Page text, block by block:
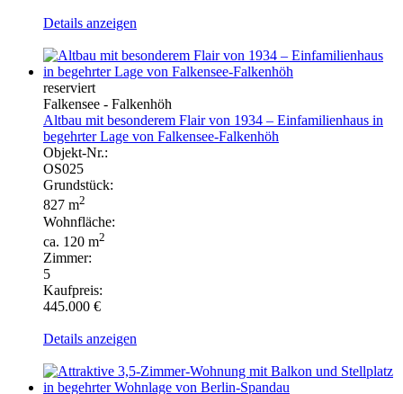
Details anzeigen
reserviert
Falkensee - Falkenhöh
Altbau mit besonderem Flair von 1934 – Einfamilienhaus in
begehrter Lage von Falkensee-Falkenhöh
Objekt-Nr.:
OS025
Grundstück:
827 m2
Wohnfläche:
ca. 120 m2
Zimmer:
5
Kaufpreis:
445.000 €
Details anzeigen